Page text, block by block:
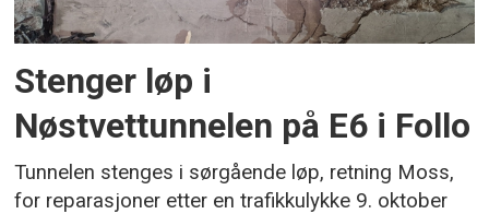
Stenger løp i
Nøstvettunnelen på E6 i Follo
Tunnelen stenges i sørgående løp, retning Moss,
for reparasjoner etter en trafikkulykke 9. oktober